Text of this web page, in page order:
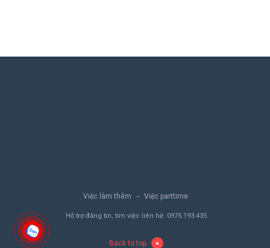
Việc làm thêm Việc parttime
Hỗ trợ đăng tin, tìm việc liên hệ: 0975.193.435
Back to top